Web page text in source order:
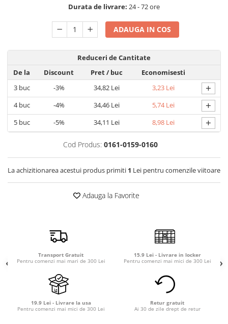
Detergent rufe pudră
Balsam de rufe
Înălbitor și îndepărtare pete
Soluții anticalcar, igienizante și
Odorizanți
Odorizanți cameră
Durata de livrare: 24 - 72 ore
ADAUGA IN COS
Reduceri de Cantitate
De la
Discount Pret/ buc
Economisesti
3buc -3% 34,82 Lei 3,23 Lei +
4buc -4% 34,46 Lei 5,74 Lei +
5buc -5% 34,11 Lei 8,98 Lei +
Cod Produs: 0161-0159-0160
La achizitionarea acestui produs primiti 1 Lei pentru comenzile viitoare
Adauga la Favorite
Transport Gratuit
Pentru comenzi mai mari de 300 Lei
15.9 Lei - Livrare in locker
Pentru comenzi mai mici de 300 Lei
19.9 Lei - Livrare la usa
Pentru comenzi mai mici de 300 Lei
Retur gratuit
Ai 30 de zile drept de retur